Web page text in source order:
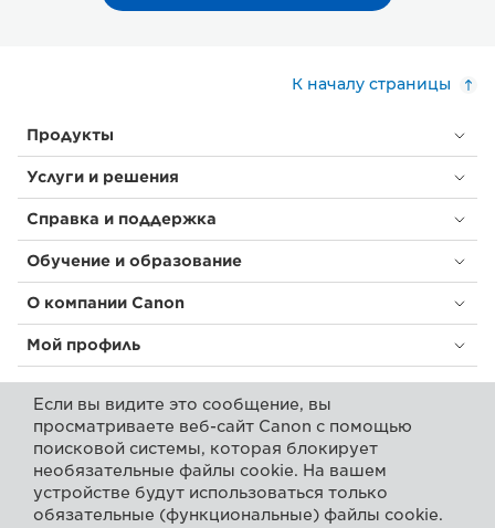
Если вы видите это сообщение, вы
просматриваете веб-сайт Canon с помощью
поисковой системы, которая блокирует
необязательные файлы cookie. На вашем
устройстве будут использоваться только
обязательные (функциональные) файлы cookie.
К началу страницы
Продукты
Услуги и решения
Справка и поддержка
Обучение и образование
О компании Canon
Мой профиль
Условия использования Уведомление о файлах cookie
Доступность
Конфиденциальность
Заявление о современном рабстве (PDF)
Потребитель: где купитьБизнес: где купить
Параметры файлов cookie